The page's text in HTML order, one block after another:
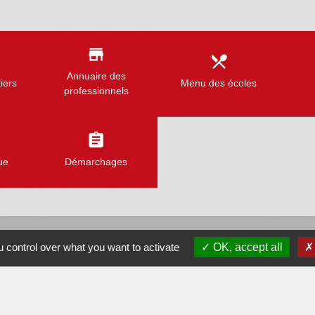
store
Annuaire des
professionnels
local_dining
Menu des écoles
assignment
Démarchages
Liens
over what you want to activate OK, accept all